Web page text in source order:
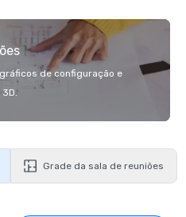
de configuração e
Grade da sala de reuniões